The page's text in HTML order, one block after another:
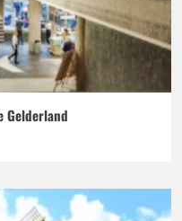
Gelderland